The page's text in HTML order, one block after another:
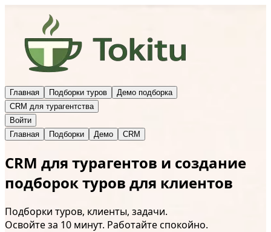
Главная Подборки туров
Демо подборка
CRM для турагентства
Войти
Главная
Подборки Демо CRM
CRM для турагентов и создание
подборок туров для клиентов
Подборки туров, клиенты, задачи.
Освойте за 10 минут. Работайте спокойно.